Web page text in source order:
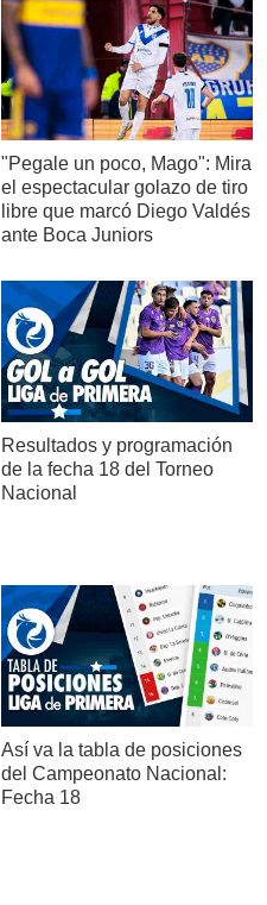
"Pegale un poco, Mago": Mira
el espectacular golazo de tiro
libre que marcó Diego Valdés
ante Boca Juniors
Resultados y programación
de la fecha 18 del Torneo
Nacional
Así va la tabla de posiciones
del Campeonato Nacional:
Fecha 18